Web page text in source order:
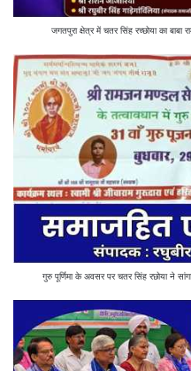
जगतपुरा क्षेत्र में चतर सिंह रच्छोया का बाबा
गुरु पूर्णिमा के अवसर पर चतर सिंह रछोया ने